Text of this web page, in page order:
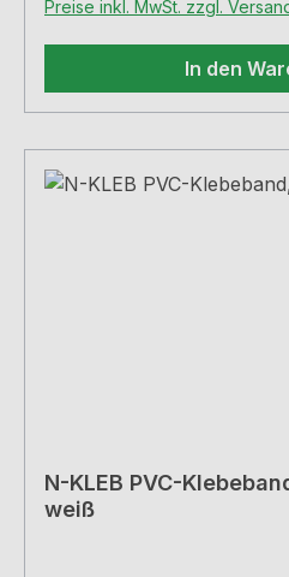
Preise inkl. MwSt. zzgl.
In den
N-KLEB PVC-
weiß